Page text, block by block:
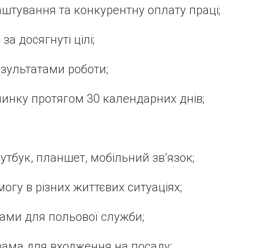
та конкурентну оплату праці;
досягнуті цілі;
роботи;
протягом 30 календарних днів;
планшет, мобільний зв’язок;
в різних життєвих ситуаціях;
для польової служби;